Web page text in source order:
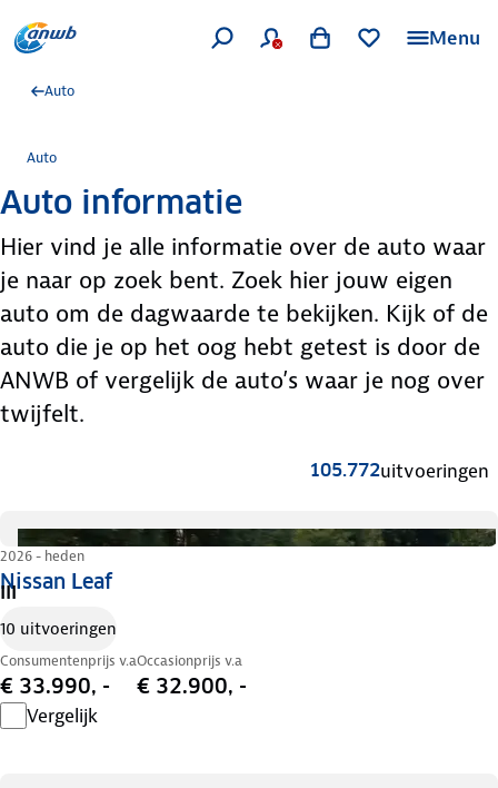
Menu
Auto
Auto
Auto informatie
Hier vind je alle informatie over de auto waar
je naar op zoek bent. Zoek hier jouw eigen
auto om de dagwaarde te bekijken. Kijk of de
auto die je op het oog hebt getest is door de
ANWB of vergelijk de auto’s waar je nog over
twijfelt.
105.772uitvoeringen
Nissan Leaf
2026 - heden
III
10 uitvoeringen
Consumentenprijs v.a
€ 33.990, -
Occasionprijs v.a
€ 32.900, -
Vergelijk